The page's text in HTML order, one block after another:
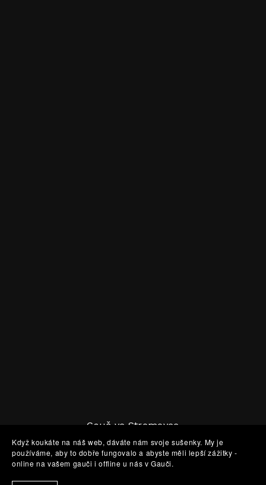
Gauč ve Stromovce
Výstaviště 415, Praha
Tel: +420 724 169 896
Když koukáte na náš web, dáváte nám svoje sušenky. My je
používáme, aby to dobře fungovalo a abyste měli lepší zážitky -
online na vašem gauči i offline u nás v Gauči.